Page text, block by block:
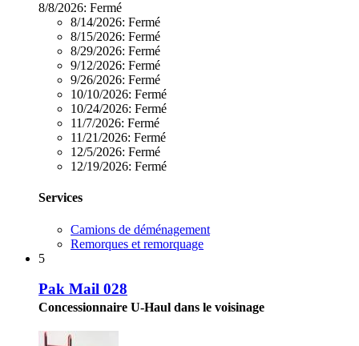
8/8/2026: Fermé
8/14/2026: Fermé
8/15/2026: Fermé
8/29/2026: Fermé
9/12/2026: Fermé
9/26/2026: Fermé
10/10/2026: Fermé
10/24/2026: Fermé
11/7/2026: Fermé
11/21/2026: Fermé
12/5/2026: Fermé
12/19/2026: Fermé
Services
Camions de déménagement
Remorques et remorquage
5
Pak Mail 028
Concessionnaire U-Haul dans le voisinage